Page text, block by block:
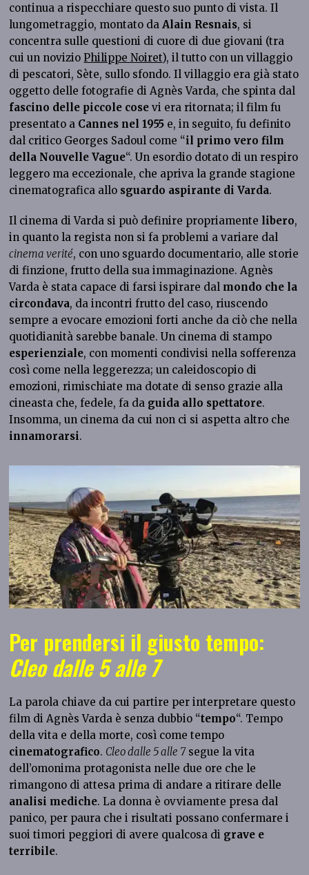
continua a rispecchiare questo suo punto di vista. Il
lungometraggio, montato daAlain Resnais, si
concentra sulle questioni di cuore di due giovani (tra
cui un novizioPhilippe Noiret), il tutto con un villaggio
di pescatori, Sète, sullo sfondo. Il villaggio era già stato
oggetto delle fotografie di Agnès Varda, che spinta dal
fascino delle piccole cose vi era ritornata; il film fu
presentato a Cannes nel 1955 e, in seguito, fu definito
dal critico Georges Sadoul come “il primo vero film
della Nouvelle Vague“. Un esordio dotato di un respiro
leggero ma eccezionale, che apriva la grande stagione
cinematografica allo sguardo aspirante di Varda.
Il cinema di Varda si può definire propriamente libero,
in quanto la regista non si fa problemi a variare dal
cinema verité, con uno sguardo documentario, alle storie
di finzione, frutto della sua immaginazione. Agnès
Varda è stata capace di farsi ispirare dal mondo che la
circondava, da incontri frutto del caso, riuscendo
sempre a evocare emozioni forti anche da ciò che nella
quotidianità sarebbe banale. Un cinema di stampo
esperienziale, con momenti condivisi nella sofferenza
così come nella leggerezza; un caleidoscopio di
emozioni, rimischiate ma dotate di senso grazie alla
cineasta che, fedele, fa da guida allo spettatore.
Insomma, un cinema da cui non ci si aspetta altro che
innamorarsi.
Per prendersi il giusto tempo:
Cleo dalle 5 alle 7
La parola chiave da cui partire per interpretare questo
film di Agnès Varda è senza dubbio “tempo“. Tempo
della vita e della morte, così come tempo
cinematografico. Cleo dalle 5 alle 7segue la vita
dell’omonima protagonista nelle due ore che le
rimangono di attesa prima di andare a ritirare delle
analisi mediche. La donna è ovviamente presa dal
panico, per paura che i risultati possano confermare i
suoi timori peggiori di avere qualcosa di grave e
terribile.